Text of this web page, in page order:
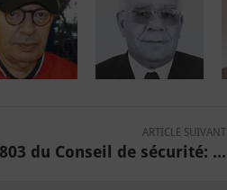
ARTICLE SUIVANT
du Conseil de sécurité: ...